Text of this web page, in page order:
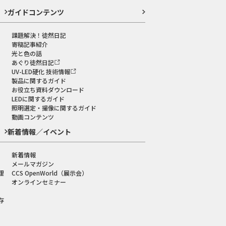
ガイドコンテンツ
課題解決！徒然日記
寄稿記事紹介
光と色の話
あぐり徒然日記
UV-LED硬化 技術情報
製品に関するガイド
お役立ち資料ダウンロード
LEDに関するガイド
照明選定・撮像に関するガイド
動画コンテンツ
新着情報／イベント
新着情報
メールマガジン
CCS OpenWorld（展示会）
オンラインセミナー